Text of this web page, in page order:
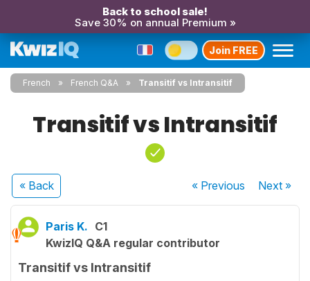
Back to school sale!
Save 30% on annual Premium »
Join FREE
French French Q&A Transitif vs Intransitif
Transitif vs Intransitif
« Back « Previous Next»
Paris K. C1
KwizIQ Q&A regular contributor
Transitif vs Intransitif